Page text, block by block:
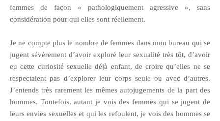
femmes de façon « pathologiquement agressive », sans
considération pour qui elles sont réellement.
Je ne compte plus le nombre de femmes dans mon bureau qui se
jugent sévèrement d’avoir exploré leur sexualité très tôt, d’avoir
eu cette curiosité sexuelle déjà enfant, de croire qu’elles ne se
respectaient pas d’explorer leur corps seule ou avec d’autres.
J’entends très rarement les mêmes autojugements de la part des
hommes. Toutefois, autant je vois des femmes qui se jugent de
leurs envies sexuelles et qui les refoulent, je vois des hommes se